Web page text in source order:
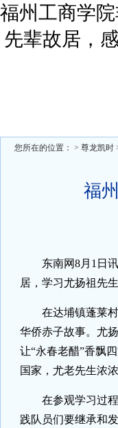
福州工商学
先辈故居，
您所在的位置： > 尊龙凯时
福
东南网8月1日
居，学习尤扬祖先
在达埔镇蓬莱
华侨赤子故事。 尤
让“永春老醋”香飘
国家， 尤老先生浓
在参观学习过
践队员们要继承和